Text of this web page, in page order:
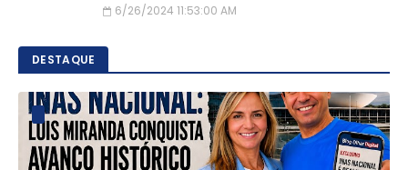
6/26/2024 11:53:00 AM
DESTAQUE